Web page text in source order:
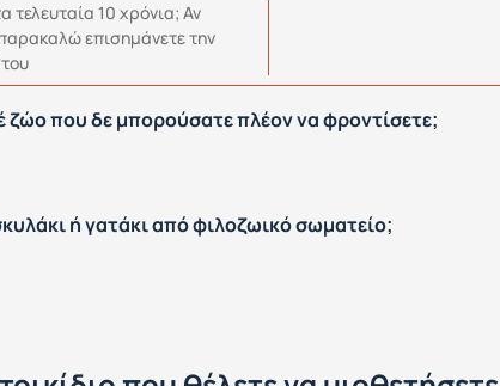
τελευταία 10 χρόνια; Αν
επισημάνετε την
ζώο που δε μπορούσατε πλέον να φροντίσετε;
ή γατάκι από φιλοζωικό σωματείο;